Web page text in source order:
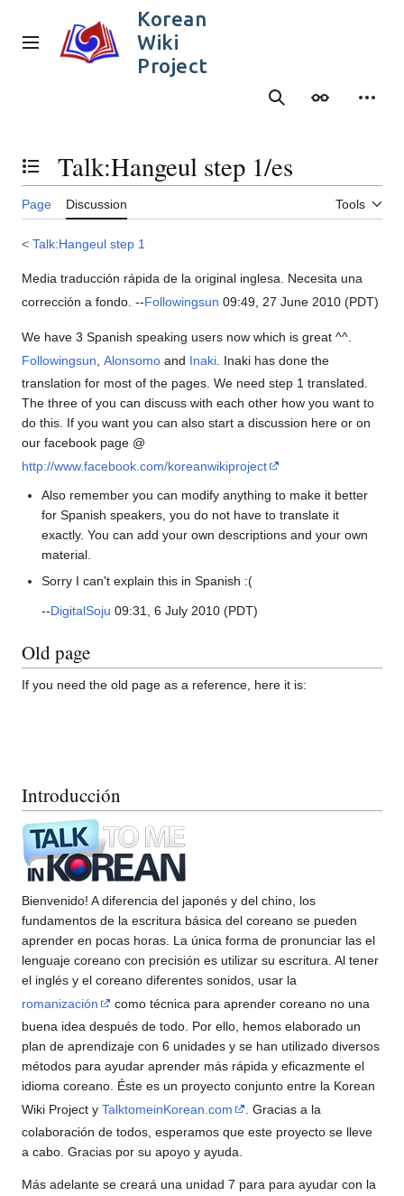
content
Main menu
Korean
Wiki
Project
SearchAppearance
Toggle the table of contents
Talk:Hangeul step 1/es
Page Discussion Tools
< Talk:Hangeul step 1
Media traducción rápida de la original inglesa. Necesita una
corrección a fondo. --Followingsun 09:49, 27 June 2010 (PDT)
We have 3 Spanish speaking users now which is great ^^.
Followingsun Alonsomo and Inaki . Inaki has done the
translation for most of the pages. We need step 1 translated.
The three of you can discuss with each other how you want to
do this. If you want you can also start a discussion here or on
our facebook page @
http://www.facebook.com/koreanwikiproject
Also remember you can modify anything to make it better
for Spanish speakers, you do not have to translate it
exactly. You can add your own descriptions and your own
material.
Sorry I can't explain this in Spanish :(
--DigitalSoju 09:31, 6 July 2010 (PDT)
Old page
If you need the old page as a reference, here it is:
Introducción
Bienvenido! A diferencia del japonés y del chino, los
fundamentos de la escritura básica del coreano se pueden
aprender en pocas horas. La única forma de pronunciar las el
lenguaje coreano con precisión es utilizar su escritura. Al tener
el inglés y el coreano diferentes sonidos, usar la
romanización
como técnica para aprender coreano no una
buena idea después de todo. Por ello, hemos elaborado un
plan de aprendizaje con 6 unidades y se han utilizado diversos
métodos para ayudar aprender más rápida y eficazmente el
idioma coreano. Éste es un proyecto conjunto entre la Korean
Wiki Project y TalktomeinKorean.com
. Gracias a la
colaboración de todos, esperamos que este proyecto se lleve
a cabo. Gracias por su apoyo y ayuda.
Más adelante se creará una unidad 7 para para ayudar con la